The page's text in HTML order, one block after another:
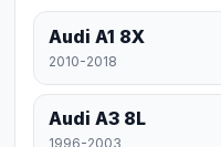
Audi A1 8X
2010-2018
Audi A3 8L
1996-2003